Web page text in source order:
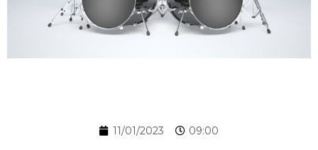
11/01/2023 09:00